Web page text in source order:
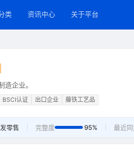
类 资讯中心 关于平台
企业。
BSCI认证 出口企业 藤铁工艺品
零售 完整度 95% 最近同